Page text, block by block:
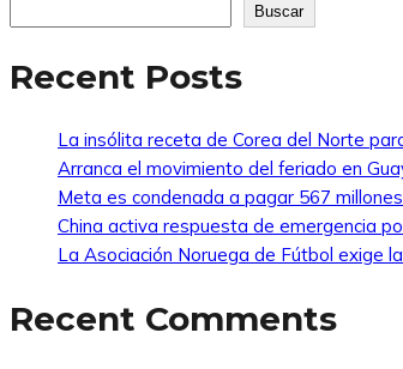
Buscar
Recent Posts
La insólita receta de Corea del Norte
Arranca el movimiento del feriado en
Meta es condenada a pagar 567
China activa respuesta de emergencia
La Asociación Noruega de Fútbol exige
Recent Comments